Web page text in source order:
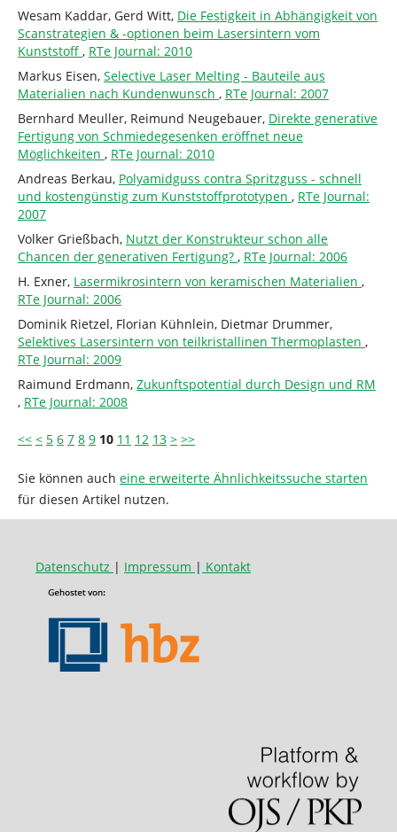
Wesam Kaddar, Gerd Witt, Die Festigkeit in Abhängigkeit von
Scanstrategien & -optionen beim Lasersintern vom
Kunststoff , RTe Journal: 2010
Markus Eisen, Selective Laser Melting - Bauteile aus
Materialien nach Kundenwunsch , RTe Journal: 2007
Bernhard Meuller, Reimund Neugebauer, Direkte generative
Fertigung von Schmiedegesenken eröffnet neue
Möglichkeiten , RTe Journal: 2010
Andreas Berkau, Polyamidguss contra Spritzguss - schnell
und kostengünstig zum Kunststoffprototypen , RTe Journal:
2007
Volker Grießbach, Nutzt der Konstrukteur schon alle
Chancen der generativen Fertigung? , RTe Journal: 2006
H. Exner, Lasermikrosintern von keramischen Materialien ,
RTe Journal: 2006
Dominik Rietzel, Florian Kühnlein, Dietmar Drummer,
Selektives Lasersintern von teilkristallinen Thermoplasten ,
RTe Journal: 2009
Raimund Erdmann, Zukunftspotential durch Design und RM
, RTe Journal: 2008
<< < 5 6 7 8 9 10 11 12 13 > >>
Sie können auch eine erweiterte Ähnlichkeitssuche starten
für diesen Artikel nutzen.
Datenschutz | Impressum | Kontakt